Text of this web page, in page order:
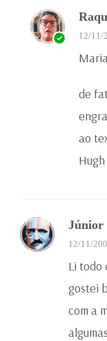
12/11/
de
ao
Júnior
12/11/
Li todo
gostei
com a